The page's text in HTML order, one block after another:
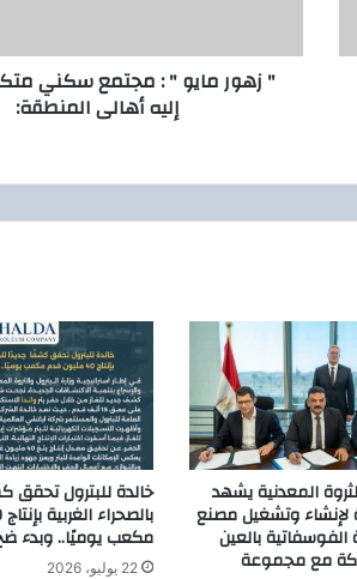
و
ت
ت
ك
ا
م
ا
ن
ت
" زهور مايو " : مجتمع سكني
إليه أهالى المنطقة:
المعدنية يشهد
لإنشاء وتشغيل مصنع
الفوسفاتية بالعين
مع مجموعة
خالدة للبترول تحقق
مكعب يوميًا.. وبدء
22 يوليو، 2026